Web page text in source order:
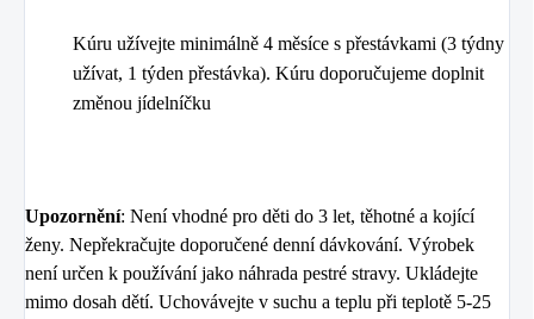
Kúru užívejte minimálně 4 měsíce s přestávkami (3 týdny
užívat, 1 týden přestávka). Kúru doporučujeme doplnit
změnou jídelníčku
Upozornění: Není vhodné pro děti do 3 let, těhotné a kojící
ženy. Nepřekračujte doporučené denní dávkování. Výrobek
není určen k používání jako náhrada pestré stravy. Ukládejte
mimo dosah dětí. Uchovávejte v suchu a teplu při teplotě 5-25